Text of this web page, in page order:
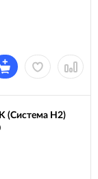
(Система H2)